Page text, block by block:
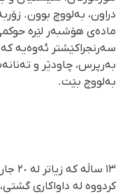
دراون، بەلووچ بوون.
مادەی هۆشبەر لێرە
سەرنجراکێشتر ئەوەیە کە
بەرپرس، چاودێر و
بەلووچ بێت.
١٣
کردووە لە داواکاری